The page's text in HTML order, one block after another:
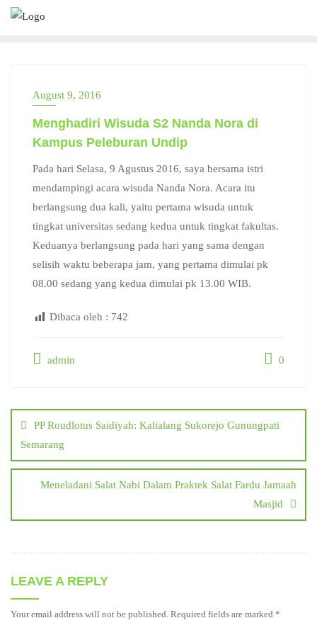
Skip
August 9, 2016
Menghadiri Wisuda S2 Nanda Nora di
Kampus Peleburan Undip
Pada hari Selasa, 9 Agustus 2016, saya bersama istri
mendampingi acara wisuda Nanda Nora. Acara itu
berlangsung dua kali, yaitu pertama wisuda untuk
tingkat universitas sedang kedua untuk tingkat fakultas.
Keduanya berlangsung pada hari yang sama dengan
selisih waktu beberapa jam, yang pertama dimulai pk
08.00 sedang yang kedua dimulai pk 13.00 WIB.
Dibaca oleh : 742
admin 0
navigation
PP Roudlotus Saidiyah: Kalialang Sukorejo Gunungpati
Semarang
Meneladani Salat Nabi Dalam Praktek Salat Fardu Jamaah
Masjid
LEAVE A REPLY
Your email address will not be published. Required fields are marked *